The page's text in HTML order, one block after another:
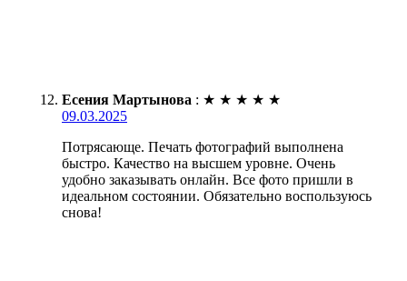
Есения Мартынова : ★ ★ ★ ★ ★
09.03.2025
Потрясающе. Печать фотографий выполнена
быстро. Качество на высшем уровне. Очень
удобно заказывать онлайн. Все фото пришли в
идеальном состоянии. Обязательно воспользуюсь
снова!